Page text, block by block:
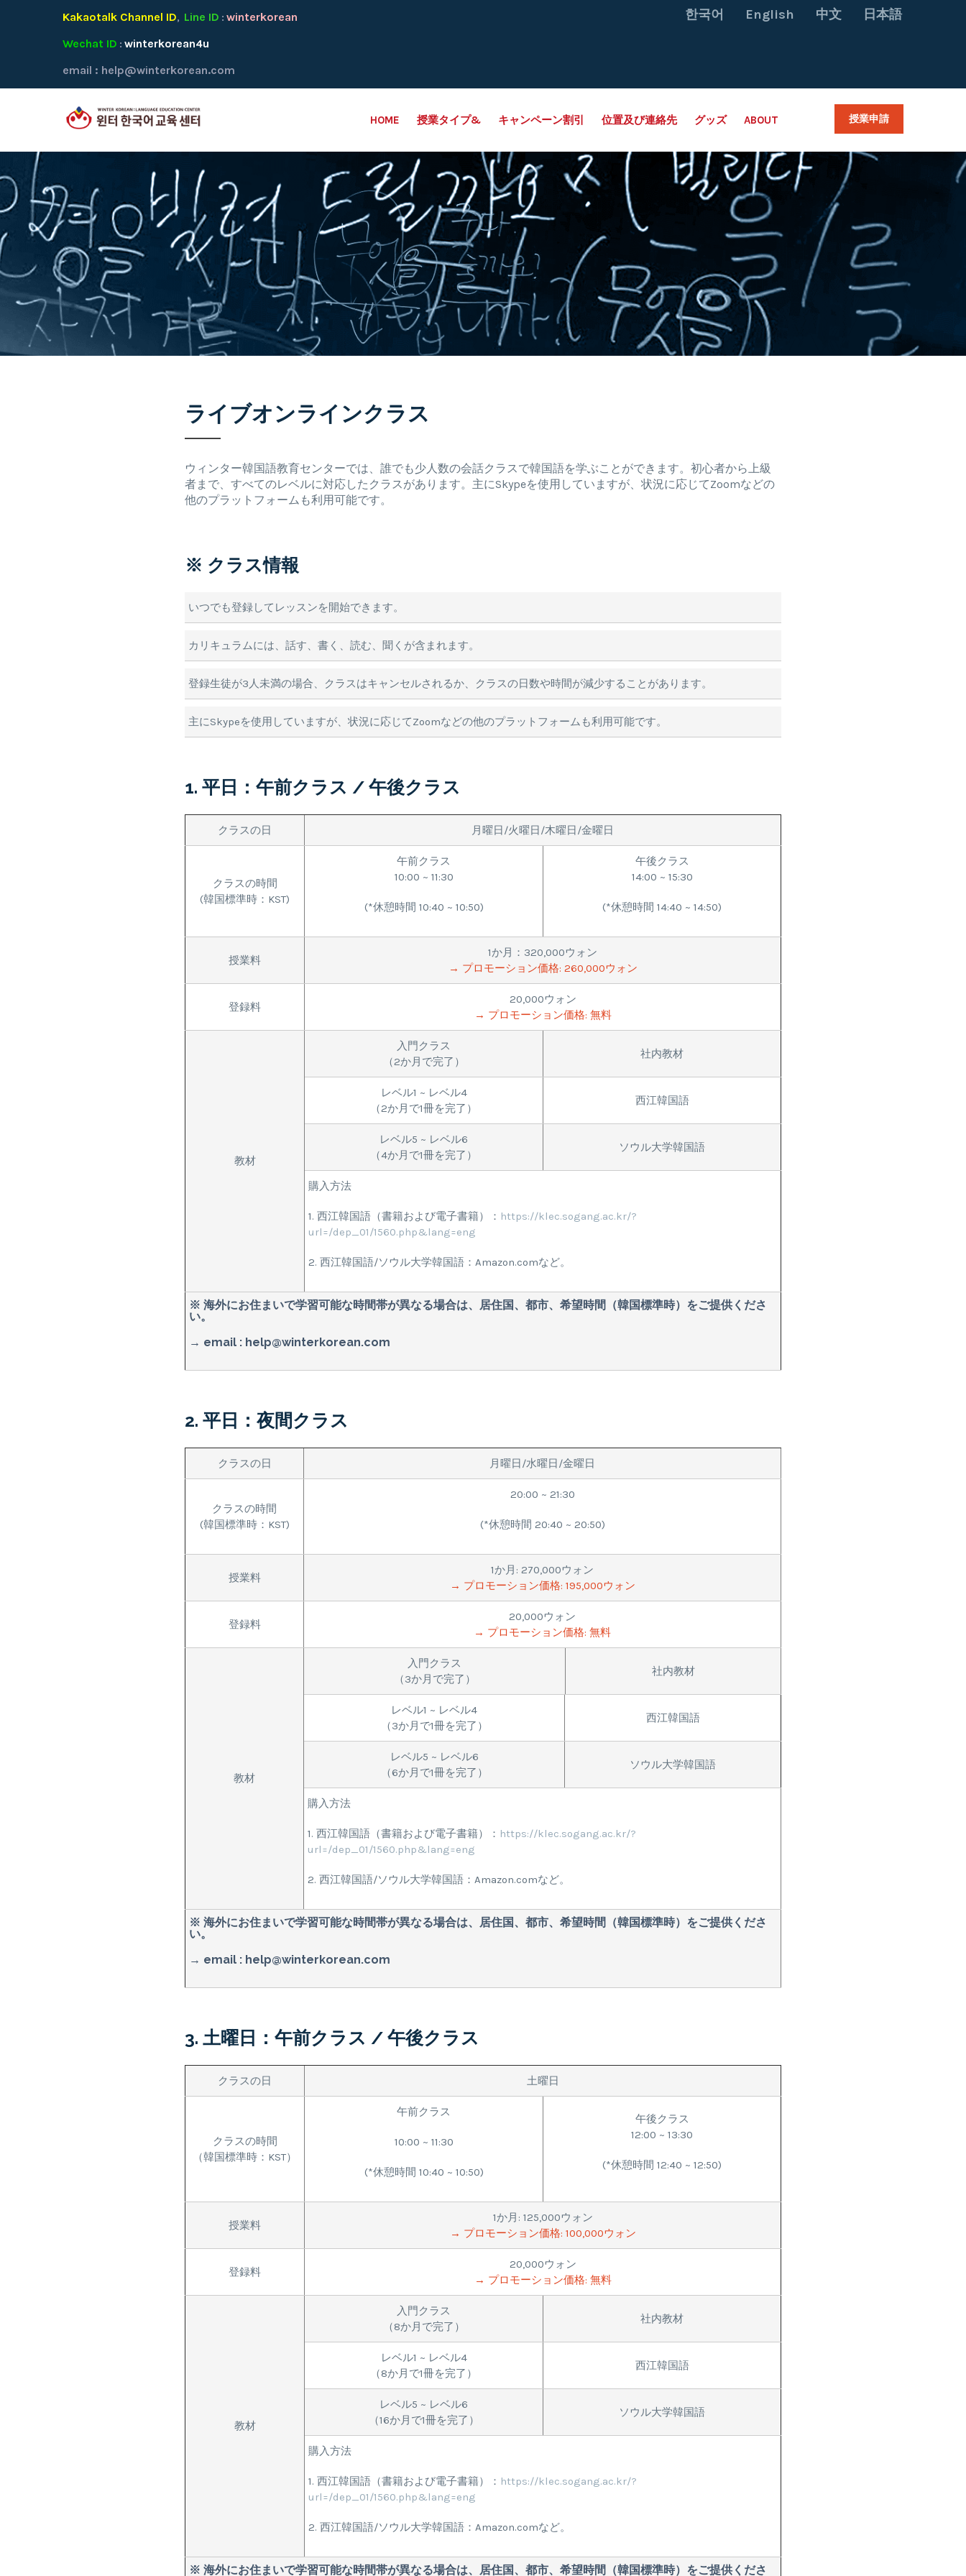
Kakaotalk Channel ID, Line ID : winterkorean
Wechat ID : winterkorean4u
email : help@winterkorean.com
한국어 English 中文 日本語
HOME 授業タイプ& キャンペーン割引 位置及び連絡先 グッズ ABOUT 授業申請
ライブオンラインクラス
ウィンター韓国語教育センターでは、誰でも少人数の会話クラスで韓国語を学ぶことができます。初心者から上級
者まで、すべてのレベルに対応したクラスがあります。主にSkypeを使用していますが、状況に応じてZoomなどの
他のプラットフォームも利用可能です。
※ クラス情報
いつでも登録してレッスンを開始できます。
カリキュラムには、話す、書く、読む、聞くが含まれます。
登録生徒が3人未満の場合、クラスはキャンセルされるか、クラスの日数や時間が減少することがあります。
主にSkypeを使用していますが、状況に応じてZoomなどの他のプラットフォームも利用可能です。
1. 平日：午前クラス / 午後クラス
クラスの日 月曜日/火曜日/木曜日/金曜日
クラスの時間
(韓国標準時：KST)
午前クラス
10:00 ~ 11:30
(*休憩時間 10:40 ~ 10:50)
午後クラス
14:00 ~ 15:30
(*休憩時間 14:40 ~ 14:50)
授業料
1か月：320,000ウォン
→ プロモーション価格: 260,000ウォン
登録料
20,000ウォン
→ プロモーション価格: 無料
教材
入門クラス
（2か月で完了）
社内教材
レベル1 ~ レベル4
（2か月で1冊を完了）
西江韓国語
レベル5 ~ レベル6
（4か月で1冊を完了）
ソウル大学韓国語
購入方法
1. 西江韓国語（書籍および電子書籍）： https://klec.sogang.ac.kr/?
url=/dep_01/1560.php&lang=eng
2. 西江韓国語/ソウル大学韓国語：Amazon.comなど。
※ 海外にお住まいで学習可能な時間帯が異なる場合は、居住国、都市、希望時間（韓国標準時）をご提供くださ
い。
→ email : help@winterkorean.com
2. 平日：夜間クラス
クラスの日 月曜日/水曜日/金曜日
クラスの時間
(韓国標準時：KST)
20:00 ~ 21:30
(*休憩時間 20:40 ~ 20:50)
授業料
1か月: 270,000ウォン
→ プロモーション価格: 195,000ウォン
登録料
20,000ウォン
→ プロモーション価格: 無料
教材
入門クラス
（3か月で完了）
社内教材
レベル1 ~ レベル4
（3か月で1冊を完了）
西江韓国語
レベル5 ~ レベル6
（6か月で1冊を完了）
ソウル大学韓国語
購入方法
1. 西江韓国語（書籍および電子書籍）： https://klec.sogang.ac.kr/?
url=/dep_01/1560.php&lang=eng
2. 西江韓国語/ソウル大学韓国語：Amazon.comなど。
※ 海外にお住まいで学習可能な時間帯が異なる場合は、居住国、都市、希望時間（韓国標準時）をご提供くださ
い。
→ email : help@winterkorean.com
3. 土曜日：午前クラス / 午後クラス
クラスの日 土曜日
クラスの時間
（韓国標準時：KST）
午前クラス
10:00 ~ 11:30
(*休憩時間 10:40 ~ 10:50)
午後クラス
12:00 ~ 13:30
(*休憩時間 12:40 ~ 12:50)
授業料
1か月: 125,000ウォン
→ プロモーション価格: 100,000ウォン
登録料
20,000ウォン
→ プロモーション価格: 無料
教材
入門クラス
（8か月で完了）
社内教材
レベル1 ~ レベル4
（8か月で1冊を完了）
西江韓国語
レベル5 ~ レベル6
（16か月で1冊を完了）
ソウル大学韓国語
購入方法
1. 西江韓国語（書籍および電子書籍）： https://klec.sogang.ac.kr/?
url=/dep_01/1560.php&lang=eng
2. 西江韓国語/ソウル大学韓国語：Amazon.comなど。
※ 海外にお住まいで学習可能な時間帯が異なる場合は、居住国、都市、希望時間（韓国標準時）をご提供くださ